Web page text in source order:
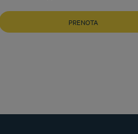
PRENOTA